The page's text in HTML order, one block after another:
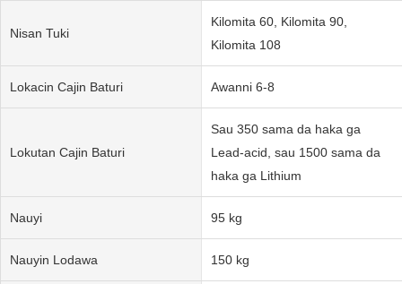
Nisan Tuki
Kilomita 60, Kilomita 90,
Kilomita 108
Lokacin Cajin Baturi Awanni 6-8
Lokutan Cajin Baturi
Sau 350 sama da haka ga
Lead-acid, sau 1500 sama da
haka ga Lithium
Nauyi 95 kg
Nauyin Lodawa 150 kg